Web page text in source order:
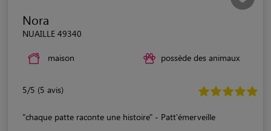
Nora
NUAILLE 49340
maison possède des animaux
5/5 (5 avis)
"chaque patte raconte une histoire" - Patt'émerveille